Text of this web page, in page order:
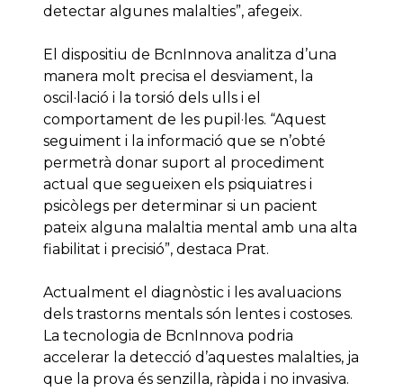
detectar algunes malalties”, afegeix.
El dispositiu de BcnInnova analitza d’una
manera molt precisa el desviament, la
oscil·lació i la torsió dels ulls i el
comportament de les pupil·les. “Aquest
seguiment i la informació que se n’obté
permetrà donar suport al procediment
actual que segueixen els psiquiatres i
psicòlegs per determinar si un pacient
pateix alguna malaltia mental amb una alta
fiabilitat i precisió”, destaca Prat.
Actualment el diagnòstic i les avaluacions
dels trastorns mentals són lentes i costoses.
La tecnologia de BcnInnova podria
accelerar la detecció d’aquestes malalties, ja
que la prova és senzilla, ràpida i no invasiva.